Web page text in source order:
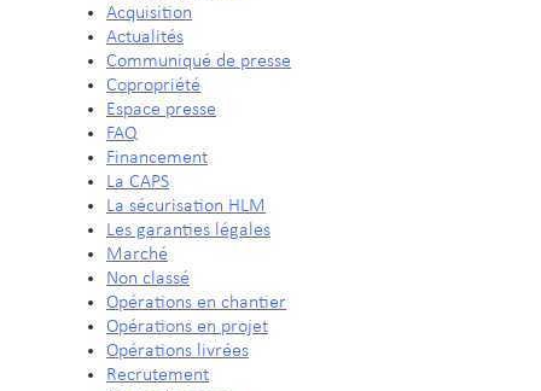
Acquisition
Actualités
Communiqué de presse
Copropriété
Espace presse
FAQ
Financement
La CAPS
La sécurisation HLM
Les garanties légales
Marché
Non classé
Opérations en chantier
Opérations en projet
Opérations livrées
Recrutement